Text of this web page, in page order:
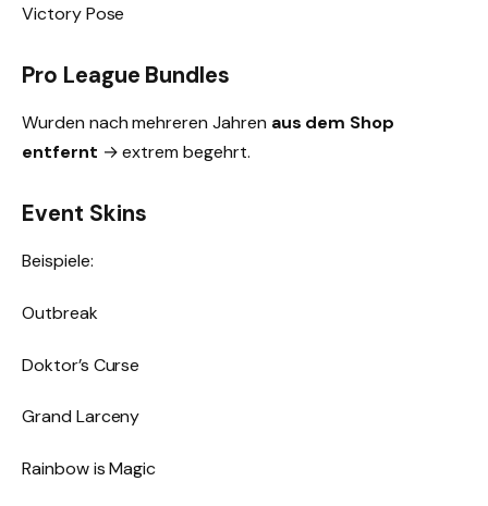
Victory Pose
Pro League Bundles
Wurden nach mehreren Jahren aus dem Shop
entfernt → extrem begehrt.
Event Skins
Beispiele:
Outbreak
Doktor’s Curse
Grand Larceny
Rainbow is Magic